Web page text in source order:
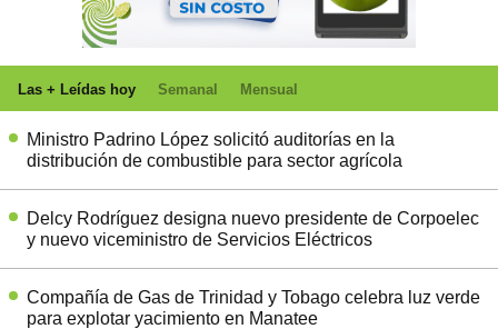
Las + Leídas hoy Semanal Mensual
Ministro Padrino López solicitó auditorías en la
distribución de combustible para sector agrícola
Delcy Rodríguez designa nuevo presidente de Corpoelec
y nuevo viceministro de Servicios Eléctricos
Compañía de Gas de Trinidad y Tobago celebra luz verde
para explotar yacimiento en Manatee